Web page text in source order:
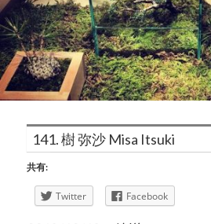
141. 樹 弥沙 Misa Itsuki
共有:
Twitter Facebook